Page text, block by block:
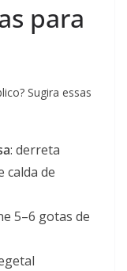
para
Sugira essas
: derreta
calda de
5–6 gotas de